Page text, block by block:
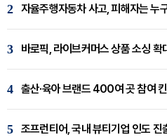
2 자율주행자동차 사고, 피해자는 누
3 바로픽, 라이브커머스 상품 소싱 확
4 출산·육아 브랜드 400여 곳 참여
5 조프런티어, 국내 뷰티기업 인도 진